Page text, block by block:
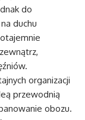
do
duchu
organizacji
przewodnią
obozu.